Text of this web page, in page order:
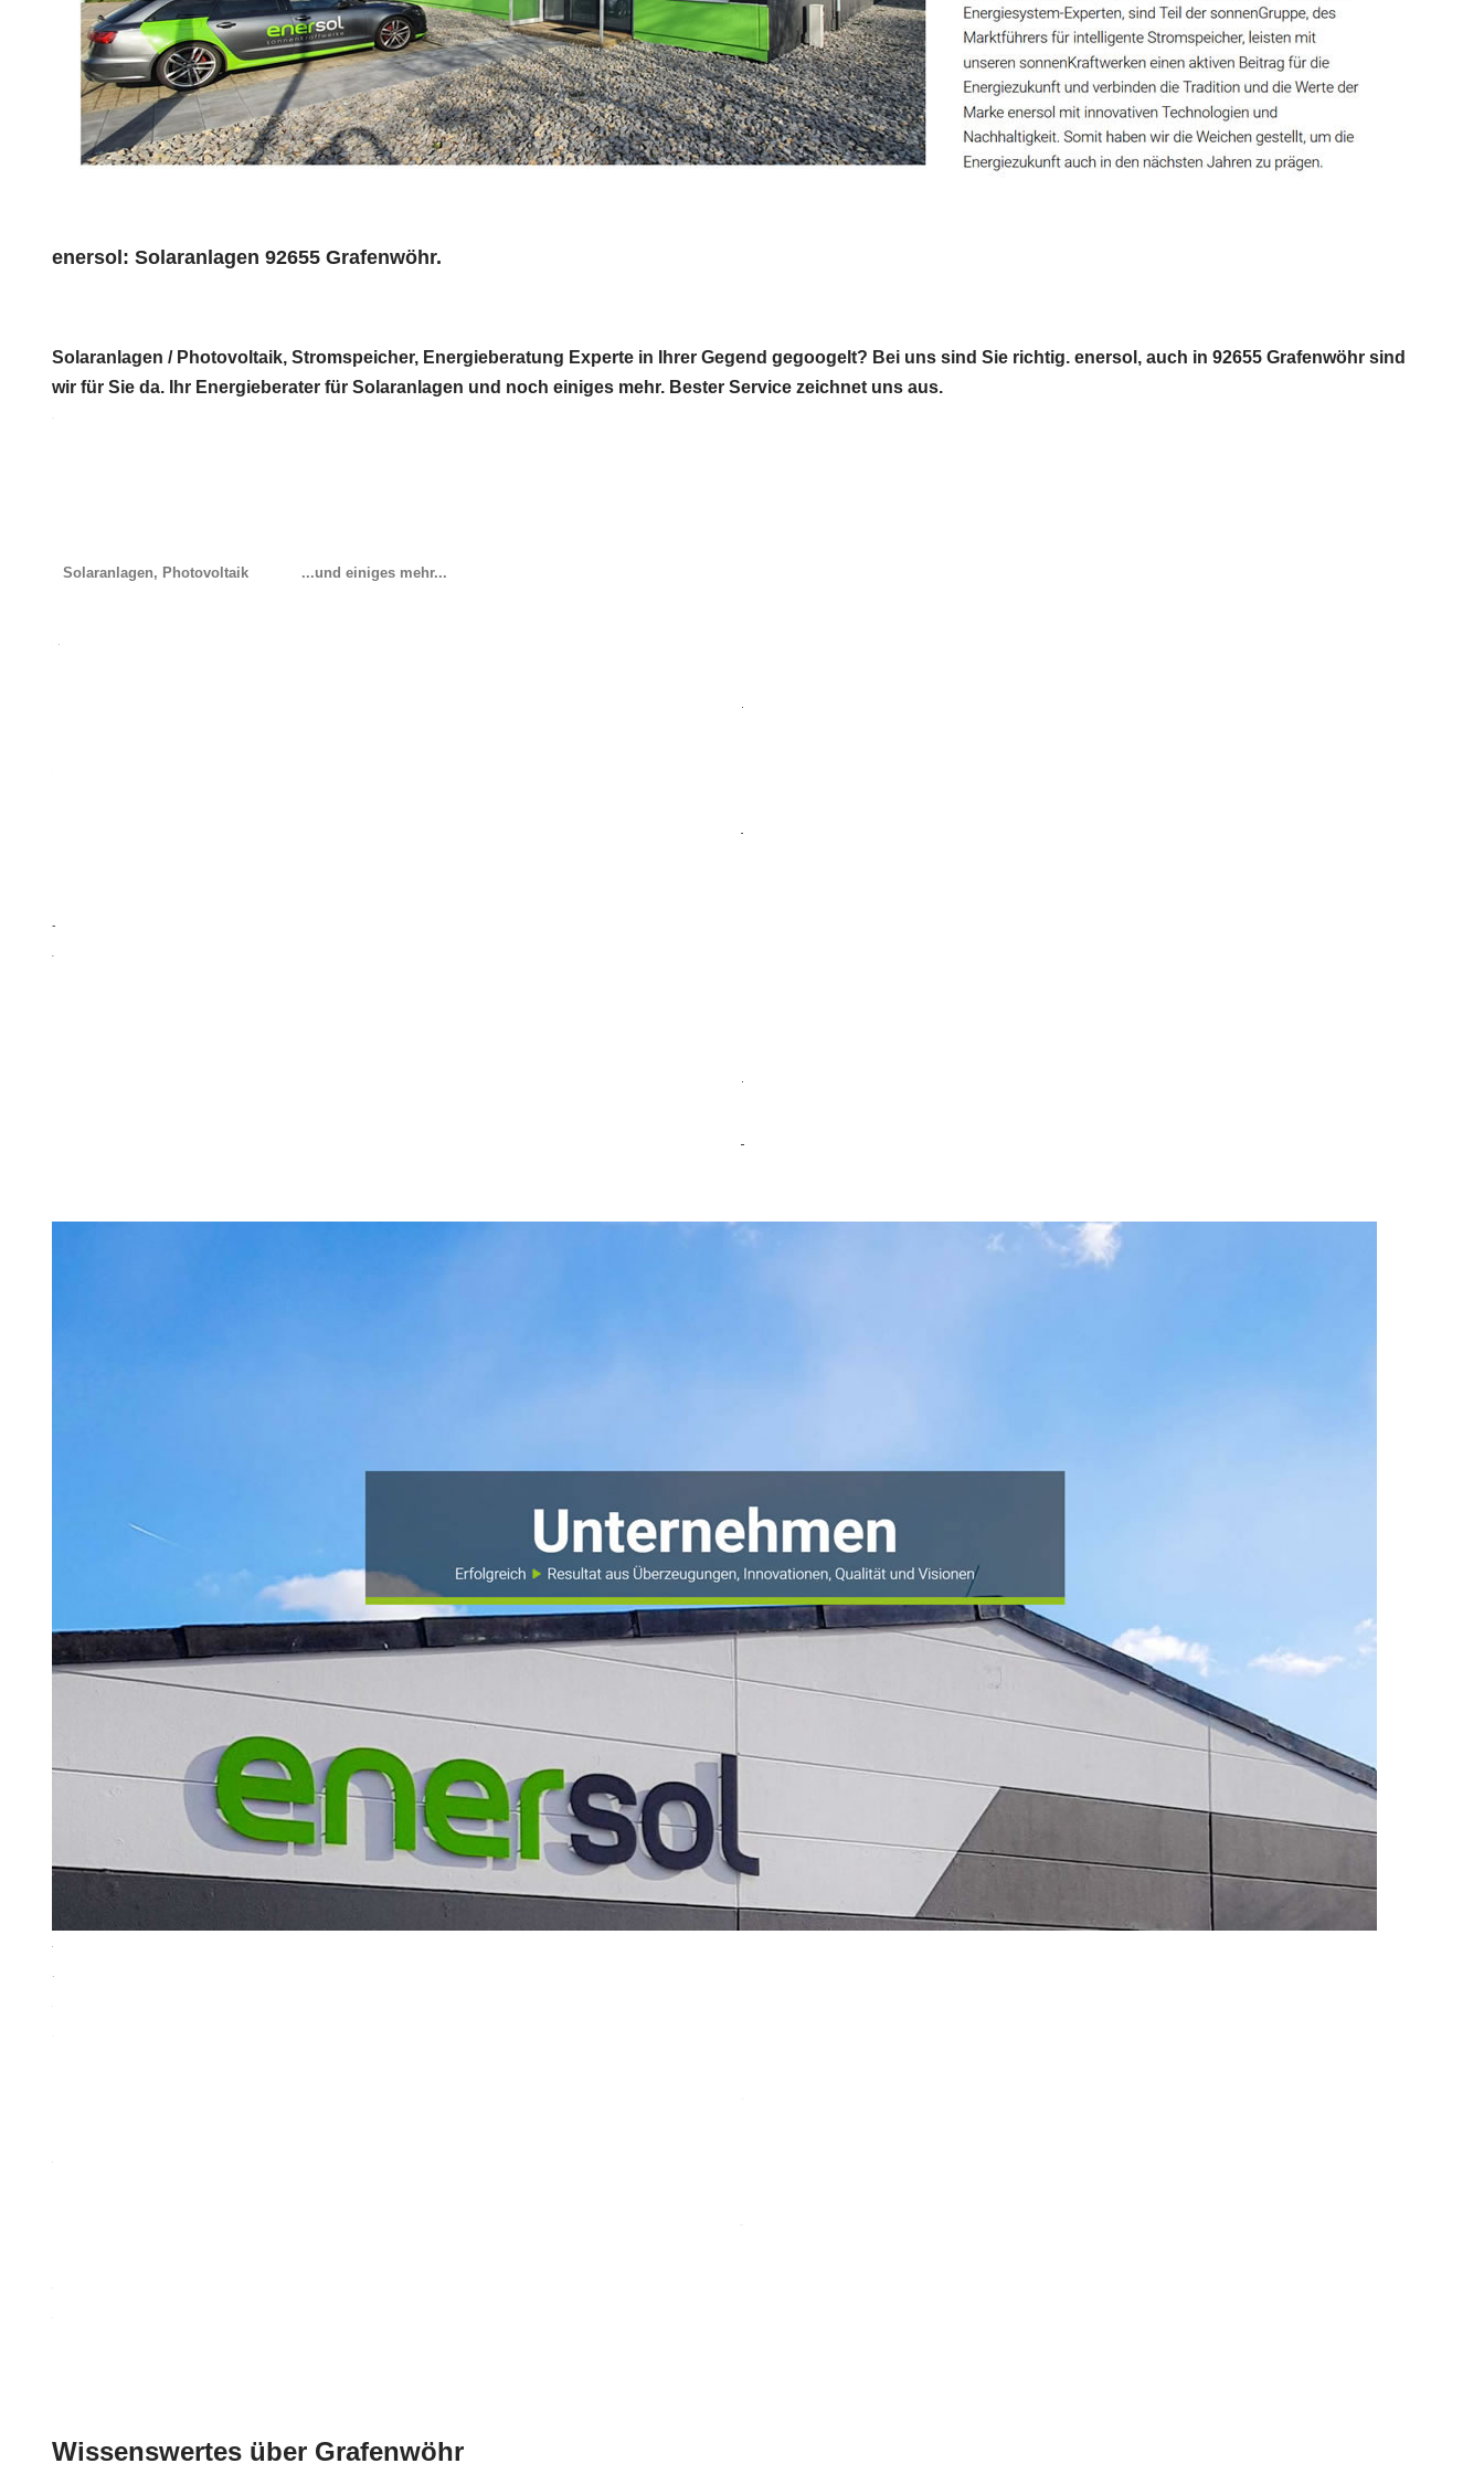
enersol: Solaranlagen 92655 Grafenwöhr.
Solaranlagen / Photovoltaik, Stromspeicher, Energieberatung Experte in Ihrer Gegend gegoogelt? Bei uns sind Sie richtig. enersol, auch in 92655 Grafenwöhr sind
wir für Sie da. Ihr Energieberater für Solaranlagen und noch einiges mehr. Bester Service zeichnet uns aus.
Solaranlagen, Photovoltaik ...und einiges mehr...
Wissenswertes über Grafenwöhr